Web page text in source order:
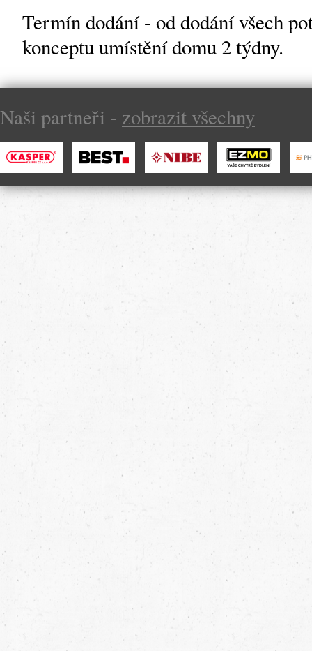
Termín dodání - od dodání všech
konceptu umístění domu 2 týdny.
Naši partneři - zobrazit všechny